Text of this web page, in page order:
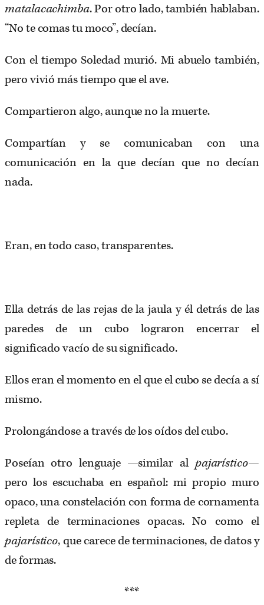
matalacachimba. Por otro lado, también hablaban.
“No te comas tu moco”, decían.
Con el tiempo Soledad murió. Mi abuelo también,
pero vivió más tiempo que el ave.
Compartieron algo, aunque no la muerte.
Compartían y se comunicaban con una
comunicación en la que decían que no decían
nada.
Eran, en todo caso, transparentes.
Ella detrás de las rejas de la jaula y él detrás de las
paredes de un cubo lograron encerrar el
significado vacío de su significado.
Ellos eran el momento en el que el cubo se decía a sí
mismo.
Prolongándose a través de los oídos del cubo.
Poseían otro lenguaje —similar al pajarístico—
pero los escuchaba en español: mi propio muro
opaco, una constelación con forma de cornamenta
repleta de terminaciones opacas. No como el
pajarístico, que carece de terminaciones, de datos y
de formas.
***